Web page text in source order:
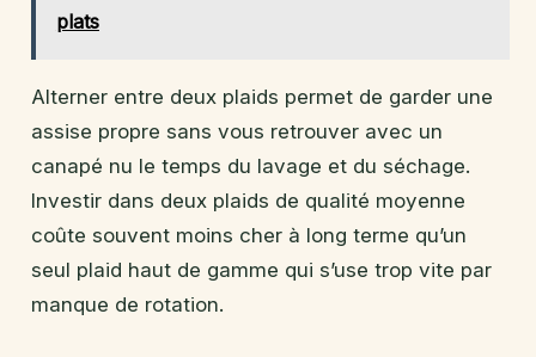
plats
Alterner entre deux plaids permet de garder une
assise propre sans vous retrouver avec un
canapé nu le temps du lavage et du séchage.
Investir dans deux plaids de qualité moyenne
coûte souvent moins cher à long terme qu’un
seul plaid haut de gamme qui s’use trop vite par
manque de rotation.